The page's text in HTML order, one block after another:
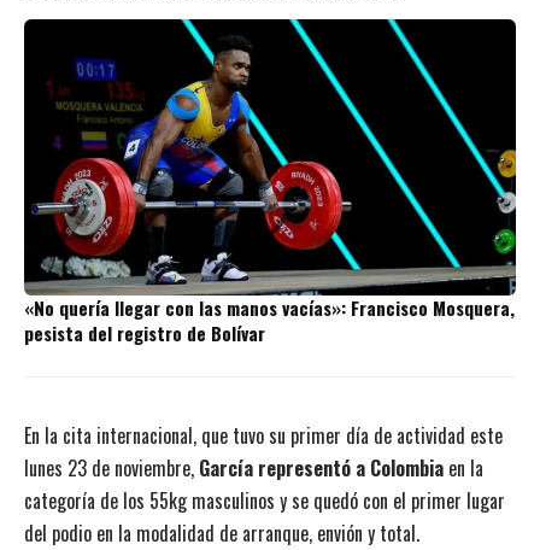
«No quería llegar con las manos vacías»: Francisco Mosquera,
pesista del registro de Bolívar
En la cita internacional, que tuvo su primer día de actividad este
lunes 23 de noviembre, García representó a Colombia en la
categoría de los 55kg masculinos y se quedó con el primer lugar
del podio en la modalidad de arranque, envión y total.